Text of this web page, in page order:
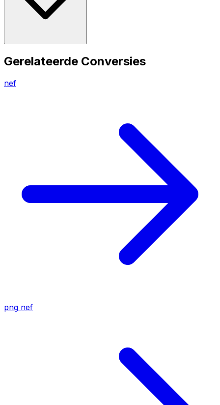
Gerelateerde Conversies
nef
png nef